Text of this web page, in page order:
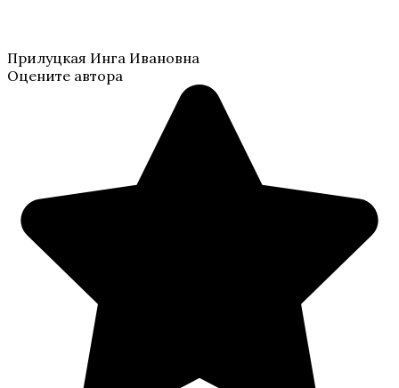
Прилуцкая Инга Ивановна
Оцените автора